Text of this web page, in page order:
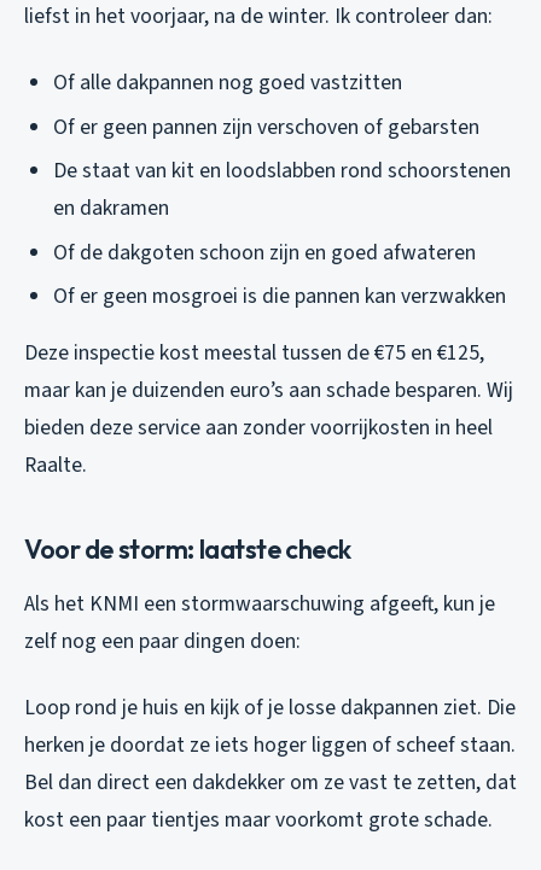
liefst in het voorjaar, na de winter. Ik controleer dan:
Of alle dakpannen nog goed vastzitten
Of er geen pannen zijn verschoven of gebarsten
De staat van kit en loodslabben rond schoorstenen
en dakramen
Of de dakgoten schoon zijn en goed afwateren
Of er geen mosgroei is die pannen kan verzwakken
Deze inspectie kost meestal tussen de €75 en €125,
maar kan je duizenden euro’s aan schade besparen. Wij
bieden deze service aan zonder voorrijkosten in heel
Raalte.
Voor de storm: laatste check
Als het KNMI een stormwaarschuwing afgeeft, kun je
zelf nog een paar dingen doen:
Loop rond je huis en kijk of je losse dakpannen ziet. Die
herken je doordat ze iets hoger liggen of scheef staan.
Bel dan direct een dakdekker om ze vast te zetten, dat
kost een paar tientjes maar voorkomt grote schade.